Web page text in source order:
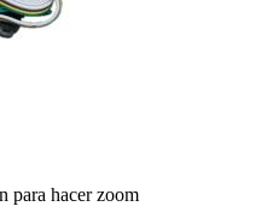
para hacer zoom